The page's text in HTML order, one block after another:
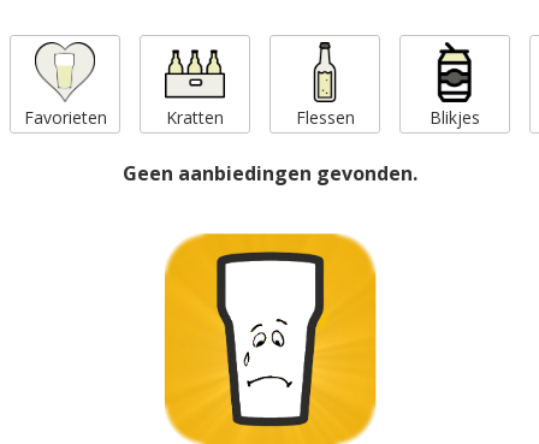
Favorieten Kratten Flessen Blikjes
Geen aanbiedingen gevonden.